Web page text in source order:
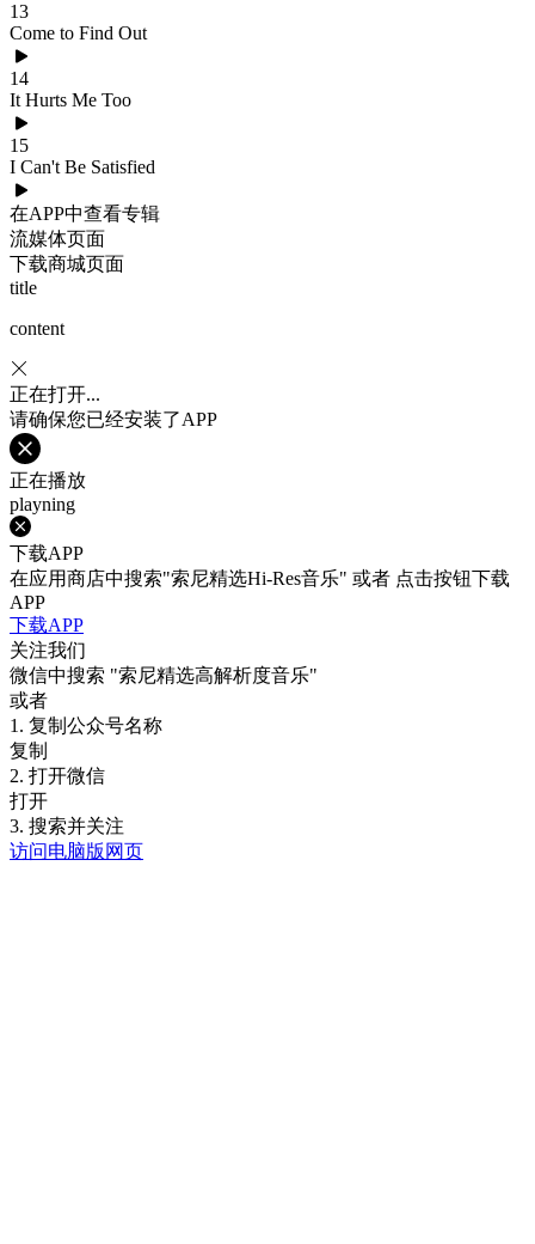
13
Come to Find Out
14
It Hurts Me Too
15
I Can't Be Satisfied
在APP中查看专辑
流媒体页面
下载商城页面
title
content
正在打开...
请确保您已经安装了APP
正在播放
playning
下载APP
在应用商店中搜索"索尼精选Hi-Res音乐" 或者 点击按钮下载
APP
下载APP
关注我们
微信中搜索 "索尼精选高解析度音乐"
或者
1. 复制公众号名称
复制
2. 打开微信
打开
3. 搜索并关注
访问电脑版网页